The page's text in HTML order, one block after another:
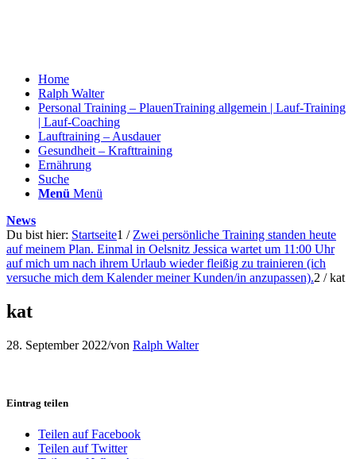
Home
Ralph Walter
Personal Training – PlauenTraining allgemein | Lauf-Training
| Lauf-Coaching
Lauftraining – Ausdauer
Gesundheit – Krafttraining
Ernährung
Suche
Menü Menü
News
Du bist hier: Startseite1 / Zwei persönliche Training standen heute
auf meinem Plan. Einmal in Oelsnitz Jessica wartet um 11:00 Uhr
auf mich um nach ihrem Urlaub wieder fleißig zu trainieren (ich
versuche mich dem Kalender meiner Kunden/in anzupassen).2 / kat
kat
28. September 2022/von Ralph Walter
Eintrag teilen
Teilen auf Facebook
Teilen auf Twitter